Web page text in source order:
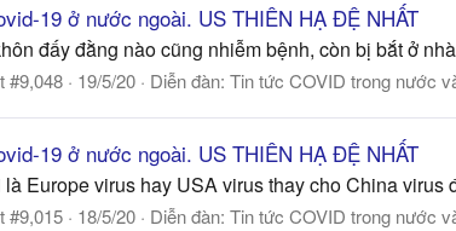
19 ở nước ngoài. US THIÊN HẠ ĐỆ NHẤT
đấy đằng nào cũng nhiễm bệnh, còn bị bắt ở
#9,048 19/5/20 Diễn đàn: Tin tức COVID trong nước
19 ở nước ngoài. US THIÊN HẠ ĐỆ NHẤT
Europe virus hay USA virus thay cho China virus
#9,015 18/5/20 Diễn đàn: Tin tức COVID trong nước